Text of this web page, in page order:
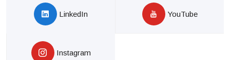
LinkedIn YouTube
Instagram